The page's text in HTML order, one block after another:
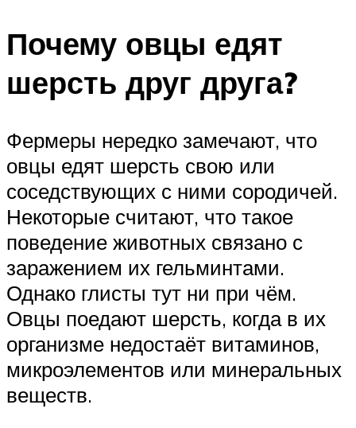
Почему овцы едят
шерсть друг друга?
Фермеры нередко замечают, что
овцы едят шерсть свою или
соседствующих с ними сородичей.
Некоторые считают, что такое
поведение животных связано с
заражением их гельминтами.
Однако глисты тут ни при чём.
Овцы поедают шерсть, когда в их
организме недостаёт витаминов,
микроэлементов или минеральных
веществ.